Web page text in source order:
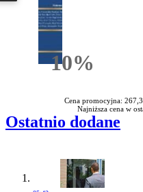
10%Rabatu
Cena promocyjna:
Najniższa cena w
Ostatnio dodane